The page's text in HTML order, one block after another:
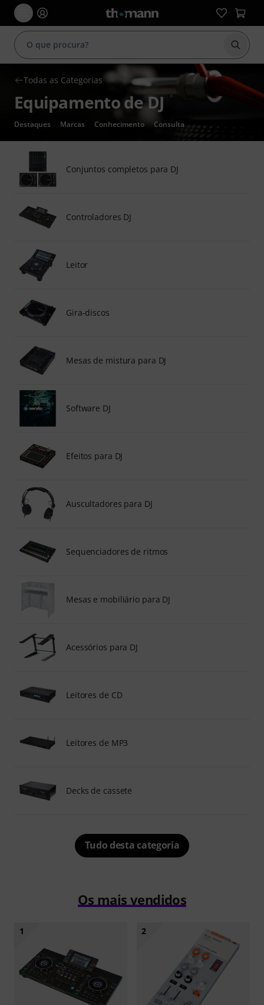
Iniciar
Todas as Categorias
Equipamento de DJ
Destaques Marcas Conhecimento Consulta
Conjuntos completos para DJ
Controladores DJ
Leitor
Gira-discos
Mesas de mistura para DJ
Software DJ
Efeitos para DJ
Auscultadores para DJ
Sequenciadores de ritmos
Mesas e mobiliário para DJ
Acessórios para DJ
Leitores de CD
Leitores de MP3
Decks de cassete
Tudo desta categoria
Os mais vendidos
1 2